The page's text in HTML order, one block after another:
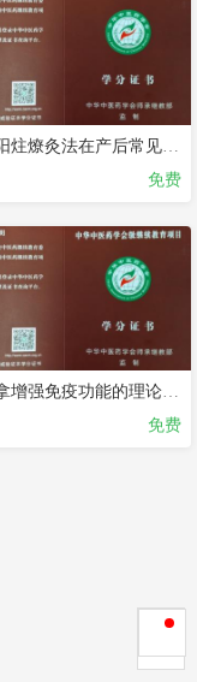
免费
小儿推拿增强免疫功能的理论与实践
免费